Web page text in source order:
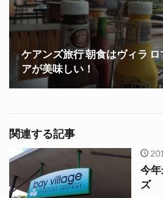
ケアンズ旅行 朝食はヴィラ
アが美味しい！
関連する記事
今
ズ